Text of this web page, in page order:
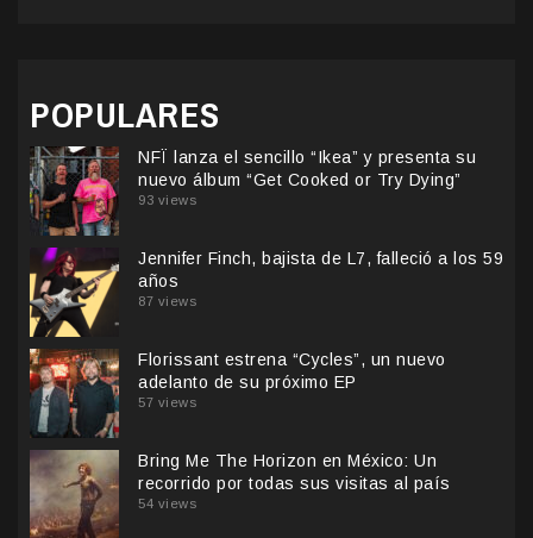
POPULARES
NFÏ lanza el sencillo “Ikea” y presenta su
nuevo álbum “Get Cooked or Try Dying”
93 views
Jennifer Finch, bajista de L7, falleció a los 59
años
87 views
Florissant estrena “Cycles”, un nuevo
adelanto de su próximo EP
57 views
Bring Me The Horizon en México: Un
recorrido por todas sus visitas al país
54 views